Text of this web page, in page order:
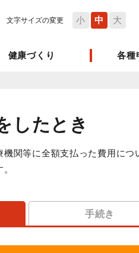
文字サイズの変更 小 中 大
健康づくり 各種
したとき
関等に全額支払った費用に
手続き